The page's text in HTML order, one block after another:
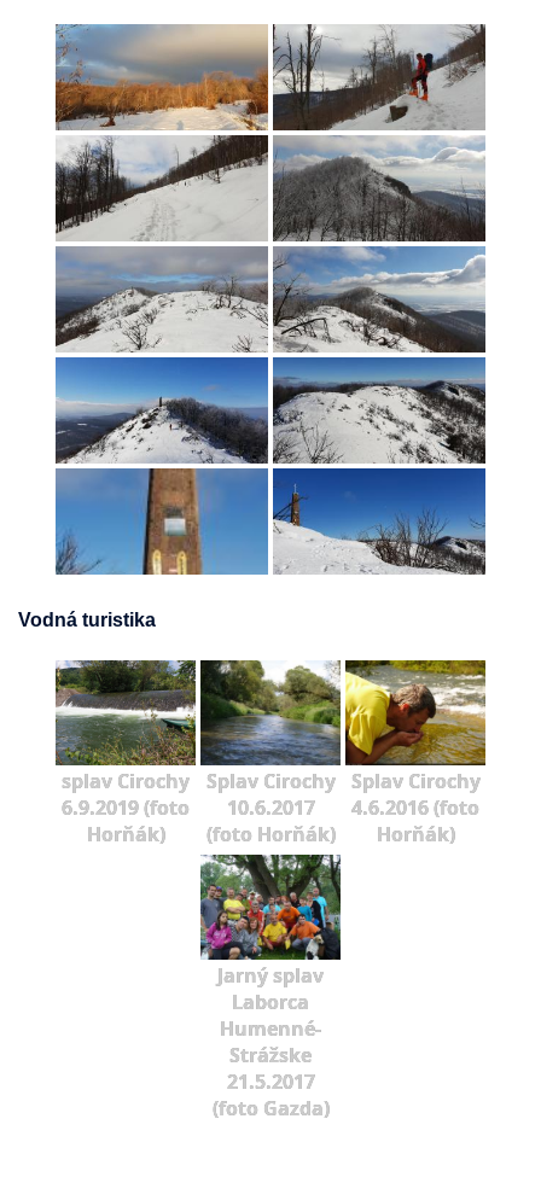
Vodná turistika
splav Cirochy
6.9.2019 (foto
Horňák)
Splav Cirochy
10.6.2017
(foto Horňák)
Splav Cirochy
4.6.2016 (foto
Horňák)
Jarný splav
Laborca
Humenné-
Strážske
21.5.2017
(foto Gazda)